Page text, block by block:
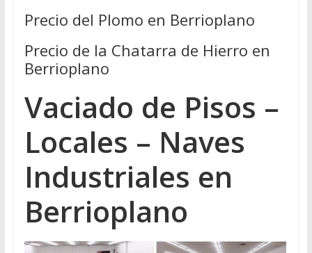
Precio del Plomo en Berrioplano
Precio de la Chatarra de Hierro en
Berrioplano
Vaciado de Pisos –
Locales – Naves
Industriales en
Berrioplano